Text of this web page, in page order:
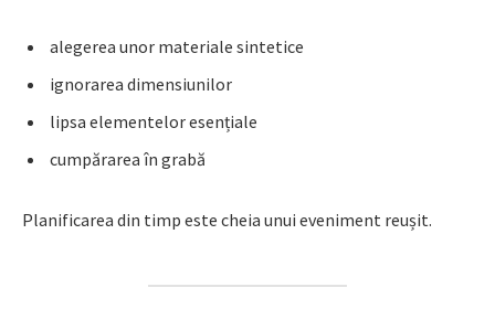
alegerea unor materiale sintetice
ignorarea dimensiunilor
lipsa elementelor esențiale
cumpărarea în grabă
Planificarea din timp este cheia unui eveniment reușit.